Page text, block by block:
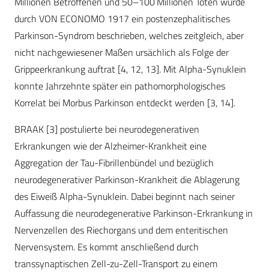
durch VON ECONOMO 1917 ein postenzephalitisches
Parkinson-Syndrom beschrieben, welches zeitgleich, aber
nicht nachgewiesener Maßen ursächlich als Folge der
Grippeerkrankung auftrat [4, 12, 13]. Mit Alpha-Synuklein
konnte Jahrzehnte später ein pathomorphologisches
Korrelat bei Morbus Parkinson entdeckt werden [3, 14].
BRAAK [3] postulierte bei neurodegenerativen
Erkrankungen wie der Alzheimer-Krankheit eine
Aggregation der Tau-Fibrillenbündel und bezüglich
neurodegenerativer Parkinson-Krankheit die Ablagerung
des Eiweiß Alpha-Synuklein. Dabei beginnt nach seiner
Auffassung die neurodegenerative Parkinson-Erkrankung in
Nervenzellen des Riechorgans und dem enteritischen
Nervensystem. Es kommt anschließend durch
transsynaptischen Zell-zu-Zell-Transport zu einem